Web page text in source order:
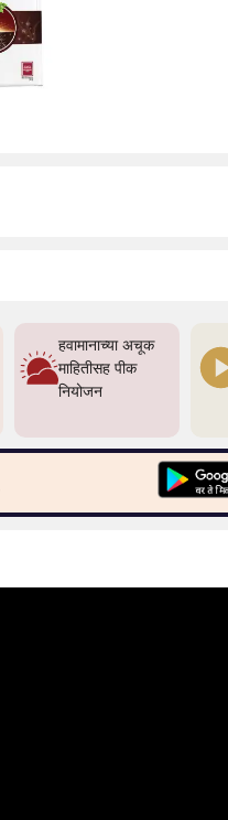
हवामानाच्या अचूक
माहितीसह पीक
नियोजन